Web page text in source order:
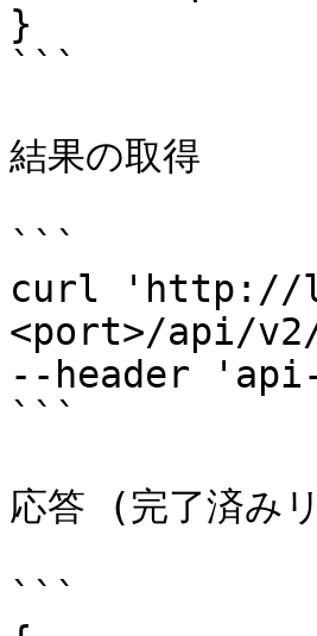
}
```
結果の取得
```
curl 'http://
<port>/api/
--header
```
応答 (完了済み
```